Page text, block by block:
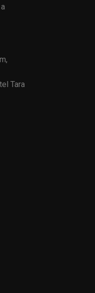
Tara